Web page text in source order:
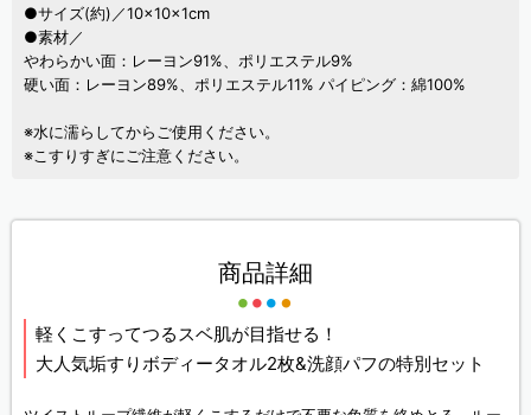
●サイズ(約)／10×10×1cm
●素材／
やわらかい面：レーヨン91%、ポリエステル9%
硬い面：レーヨン89%、ポリエステル11% パイピング：綿100%
※水に濡らしてからご使用ください。
※こすりすぎにご注意ください。
商品詳細
軽くこすってつるスベ肌が目指せる！
大人気垢すりボディータオル2枚&洗顔パフの特別セット